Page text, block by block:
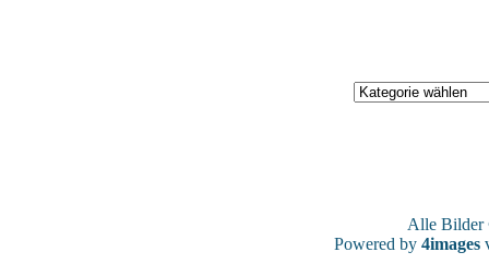
Alle
Powered by 4images